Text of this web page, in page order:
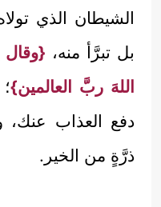
الشيطان الذي
بل تبرَّأ منه،
اللهَ ربَّ العالمين}
دفع العذاب
ذرَّةٍ من الخير.